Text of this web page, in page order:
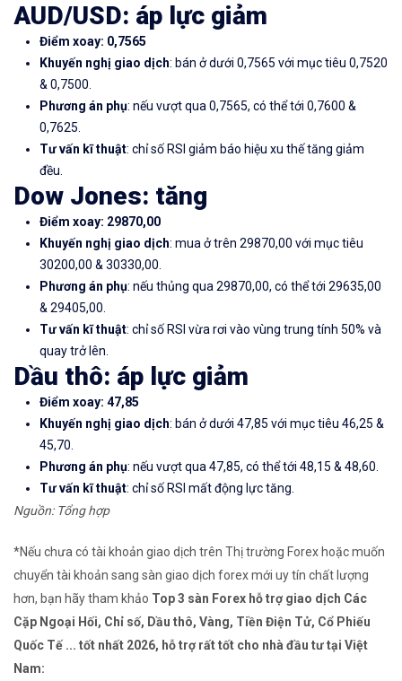
AUD/USD: áp lực giảm
Điểm xoay: 0,7565
Khuyến nghị giao dịch: bán ở dưới 0,7565 với mục tiêu 0,7520
& 0,7500.
Phương án phụ: nếu vượt qua 0,7565, có thể tới 0,7600 &
0,7625.
Tư vấn kĩ thuật: chỉ số RSI giảm báo hiệu xu thế tăng giảm
đều.
Dow Jones: tăng
Điểm xoay: 29870,00
Khuyến nghị giao dịch: mua ở trên 29870,00 với mục tiêu
30200,00 & 30330,00.
Phương án phụ: nếu thủng qua 29870,00, có thể tới 29635,00
& 29405,00.
Tư vấn kĩ thuật: chỉ số RSI vừa rơi vào vùng trung tính 50% và
quay trở lên.
Dầu thô: áp lực giảm
Điểm xoay: 47,85
Khuyến nghị giao dịch: bán ở dưới 47,85 với mục tiêu 46,25 &
45,70.
Phương án phụ: nếu vượt qua 47,85, có thể tới 48,15 & 48,60.
Tư vấn kĩ thuật: chỉ số RSI mất động lực tăng.
Nguồn: Tổng hợp
*Nếu chưa có tài khoản giao dịch trên Thị trường Forex hoặc muốn
chuyển tài khoản sang sàn giao dịch forex mới uy tín chất lượng
hơn, bạn hãy tham khảo Top 3 sàn Forex hỗ trợ giao dịch Các
Cặp Ngoại Hối, Chỉ số, Dầu thô, Vàng, Tiền Điện Tử, Cổ Phiếu
Quốc Tế ... tốt nhất 2026, hỗ trợ rất tốt cho nhà đầu tư tại Việt
Nam: